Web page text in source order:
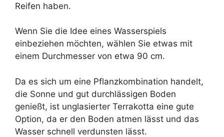
Reifen haben.
Wenn Sie die Idee eines Wasserspiels
einbeziehen möchten, wählen Sie etwas mit
einem Durchmesser von etwa 90 cm.
Da es sich um eine Pflanzkombination handelt,
die Sonne und gut durchlässigen Boden
genießt, ist unglasierter Terrakotta eine gute
Option, da er den Boden atmen lässt und das
Wasser schnell verdunsten lässt.